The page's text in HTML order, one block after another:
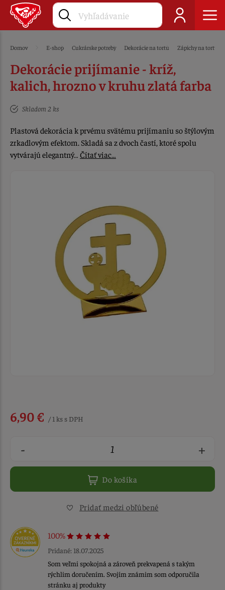
Domov E-shop Cukrárske potreby Dekorácie na tortu Zápichy na tortu
Dekorácie prijímanie - kríž,
kalich, hrozno v kruhu zlatá farba
Skladom 2 ks
Plastová dekorácia k prvému svätému prijímaniu so štýlovým
zrkadlovým efektom. Skladá sa z dvoch častí, ktoré spolu
vytvárajú elegantný… Čítať viac…
6,90 € / 1 ks s DPH
- +
Do košíka
Pridať medzi obľúbené
100%
Pridané: 18.07.2025
Som veľmi spokojná a zároveň prekvapená s takým
rýchlim doručením. Svojím známim som odporučila
stránku aj produkty